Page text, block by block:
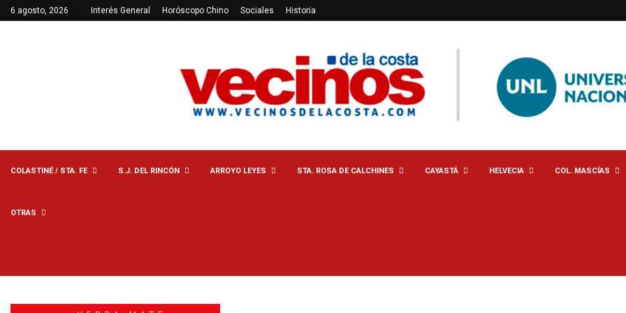
6 agosto, 2026 Interés General Horóscopo Chino Sociales Historia
COLASTINÉ / STA. FE S.J. DEL RINCÓN ARROYO LEYES STA. ROSA DE CALCHINES CAYASTÁ HELVECIA COL. MASCÍAS
OTRAS